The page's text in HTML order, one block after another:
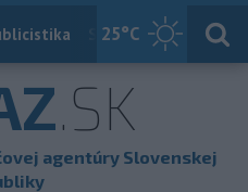
25°C
Slovensko
.SK
agentúry Slovenskej